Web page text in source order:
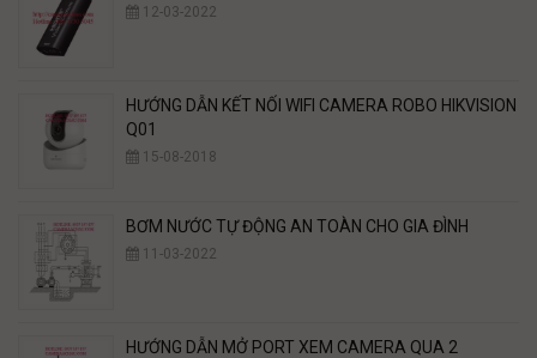
12-03-2022
HƯỚNG DẪN KẾT NỐI WIFI CAMERA ROBO HIKVISION
Q01
15-08-2018
BƠM NƯỚC TỰ ĐỘNG AN TOÀN CHO GIA ĐÌNH
11-03-2022
HƯỚNG DẪN MỞ PORT XEM CAMERA QUA 2